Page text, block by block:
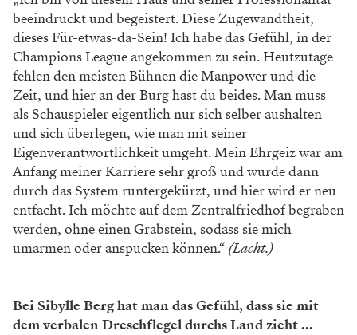
beeindruckt und begeistert. Diese Zugewandtheit,
dieses Für-etwas-da-Sein! Ich habe das Gefühl, in der
Champions League angekommen zu sein. Heutzutage
fehlen den meisten Bühnen die Manpower und die
Zeit, und hier an der Burg hast du beides. Man muss
als Schauspieler eigentlich nur sich selber aushalten
und sich überlegen, wie man mit seiner
Eigenverantwortlichkeit umgeht. Mein Ehrgeiz war am
Anfang meiner Karriere sehr groß und wurde dann
durch das System runtergekürzt, und hier wird er neu
entfacht. Ich möchte auf dem Zentralfriedhof begraben
werden, ohne einen Grabstein, sodass sie mich
umarmen oder anspucken können.“ (Lacht.)
Bei Sibylle Berg hat man das Gefühl, dass sie mit
dem verbalen Dreschflegel durchs Land zieht ...